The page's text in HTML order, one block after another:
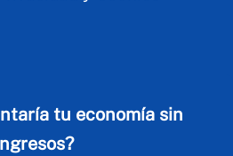
tu economía sin